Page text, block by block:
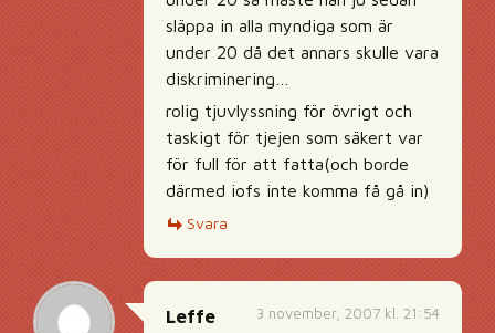
släppa in alla myndiga som är
under 20 då det annars skulle vara
diskriminering…
rolig tjuvlyssning för övrigt och
taskigt för tjejen som säkert var
för full för att fatta(och borde
därmed iofs inte komma få gå in)
Svara
3 november, 2007 kl. 21:54
Leffe